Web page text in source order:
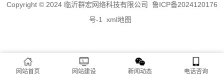
Copyright © 2024 临沂群宏网络科技有限公司 鲁ICP备2024120176
号-1
xml地图
网站首页 网站建设 新闻动态 电话咨询